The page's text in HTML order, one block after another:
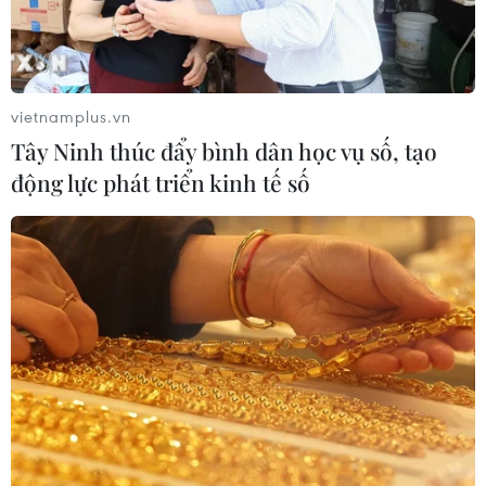
Cảnh báo lũ quét, sạt lở đất ở 8 tỉnh
khu vực Bắc Bộ và Thanh Hóa
06/08/2026 03:47
Xem thêm
CƠ QUAN CHỦ QUẢN: THÔNG TẤN XÃ VIỆT NAM
Tổng Biên tập: TRẦN TIẾN DUẨN
Phó Tổng Biên tập: NGUYỄN THỊ TÁM, KHÚC THANH
vietnamplus.vn
Tây Ninh thúc đẩy bình dân học vụ số, tạo
động lực phát triển kinh tế số